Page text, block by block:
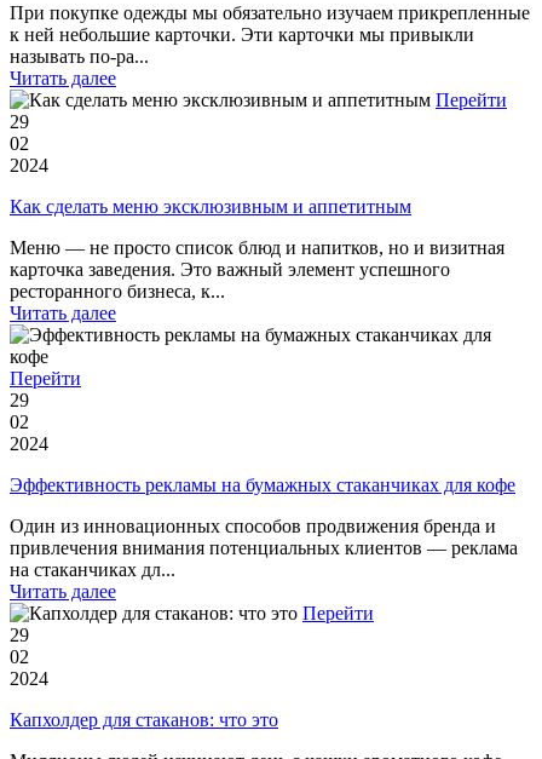
При покупке одежды мы обязательно изучаем прикрепленные
к ней небольшие карточки. Эти карточки мы привыкли
называть по-ра...
Читать далее
Перейти
29
02
2024
Как сделать меню эксклюзивным и аппетитным
Меню — не просто список блюд и напитков, но и визитная
карточка заведения. Это важный элемент успешного
ресторанного бизнеса, к...
Читать далее
Перейти
29
02
2024
Эффективность рекламы на бумажных стаканчиках для кофе
Один из инновационных способов продвижения бренда и
привлечения внимания потенциальных клиентов — реклама
на стаканчиках дл...
Читать далее
Перейти
29
02
2024
Капхолдер для стаканов: что это